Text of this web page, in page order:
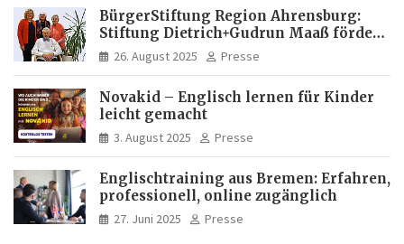
BürgerStiftung Region Ahrensburg:
Stiftung Dietrich+Gudrun Maaß fördert
Deutschkenntnisse von Frauen
26. August 2025 Presse
Novakid – Englisch lernen für Kinder
leicht gemacht
3. August 2025 Presse
Englischtraining aus Bremen: Erfahren,
professionell, online zugänglich
27. Juni 2025 Presse